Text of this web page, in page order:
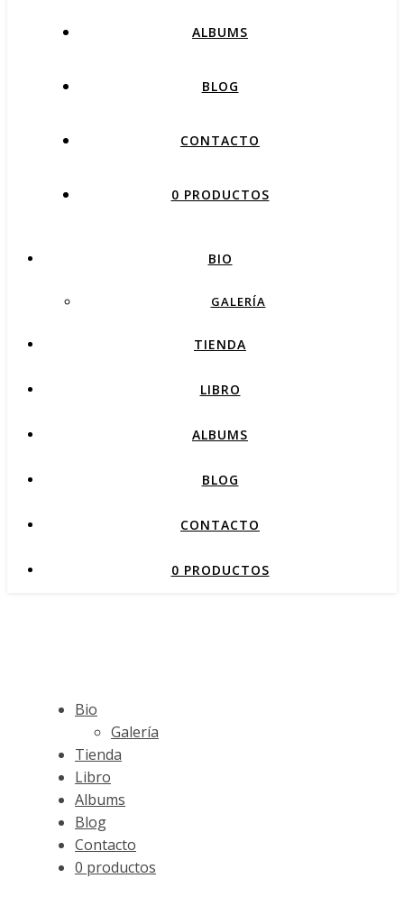
ALBUMS
BLOG
CONTACTO
0 PRODUCTOS
BIO
GALERÍA
TIENDA
LIBRO
ALBUMS
BLOG
CONTACTO
0 PRODUCTOS
Bio
Galería
Tienda
Libro
Albums
Blog
Contacto
0 productos